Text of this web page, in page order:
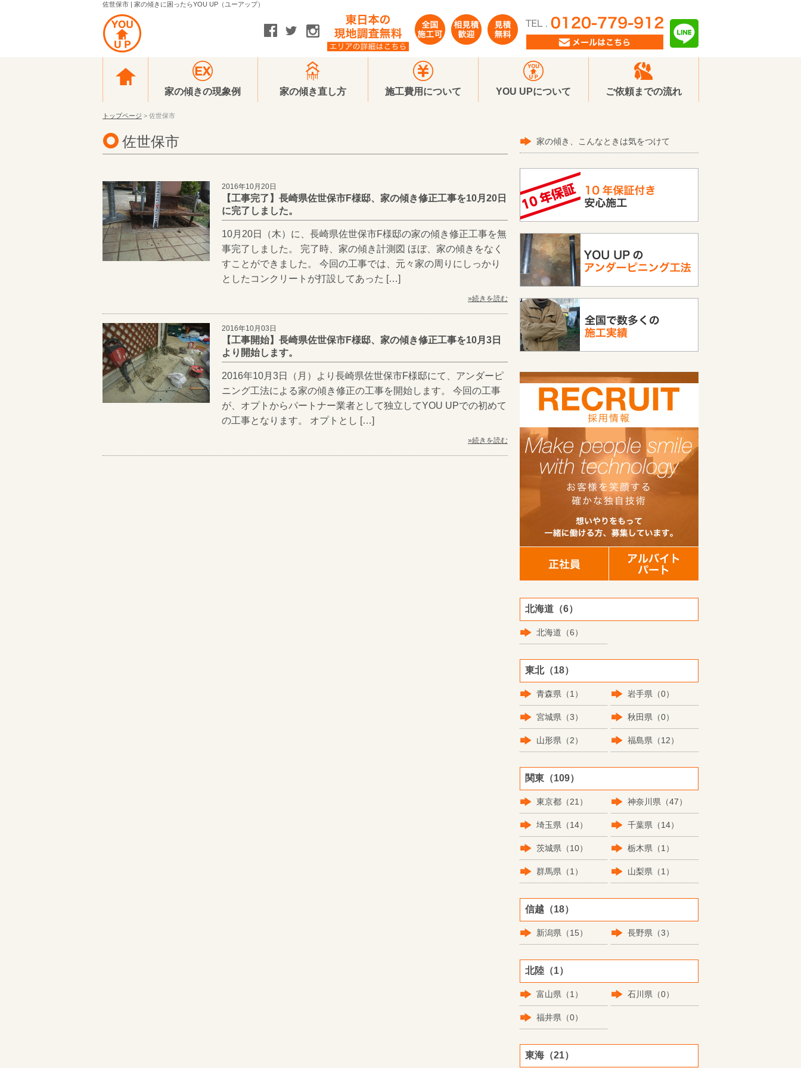
佐世保市 | 家の傾きに困ったらYOU UP（ユーアップ）
家の傾きの現象例 家の傾き直し方 施工費用について YOU UPについて ご依頼までの流れ
トップページ > 佐世保市
佐世保市
2016年10月20日
【工事完了】長崎県佐世保市F様邸、家の傾き修正工事を10月20日
に完了しました。
10月20日（木）に、長崎県佐世保市F様邸の家の傾き修正工事を無
事完了しました。 完了時、家の傾き計測図 ほぼ、家の傾きをなく
すことができました。 今回の工事では、元々家の周りにしっかり
としたコンクリートが打設してあった […]
»続きを読む
2016年10月03日
【工事開始】長崎県佐世保市F様邸、家の傾き修正工事を10月3日
より開始します。
2016年10月3日（月）より長崎県佐世保市F様邸にて、アンダーピ
ニング工法による家の傾き修正の工事を開始します。 今回の工事
が、オプトからパートナー業者として独立してYOU UPでの初めて
の工事となります。 オプトとし […]
»続きを読む
家の傾き、こんなときは気をつけて
北海道（6）
北海道（6）
東北（18）
青森県（1） 岩手県（0）
宮城県（3） 秋田県（0）
山形県（2） 福島県（12）
関東（109）
東京都（21） 神奈川県（47）
埼玉県（14） 千葉県（14）
茨城県（10） 栃木県（1）
群馬県（1） 山梨県（1）
信越（18）
新潟県（15） 長野県（3）
北陸（1）
富山県（1） 石川県（0）
福井県（0）
東海（21）